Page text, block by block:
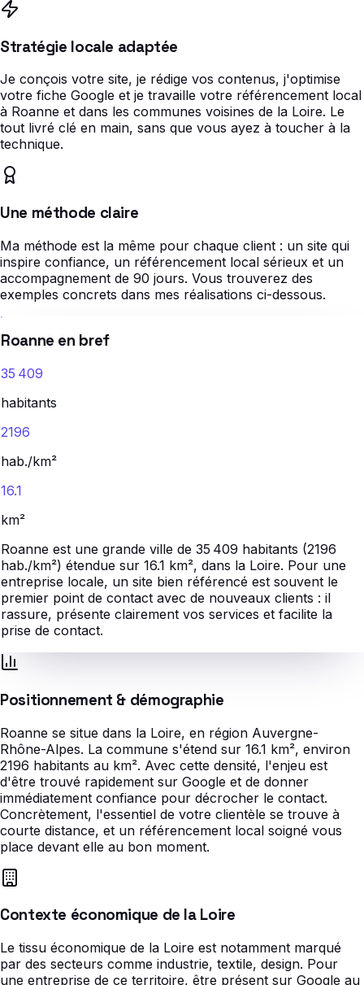
Stratégie locale adaptée
Je conçois votre site, je rédige vos contenus, j'optimise
votre fiche Google et je travaille votre référencement local
à Roanne et dans les communes voisines de la Loire. Le
tout livré clé en main, sans que vous ayez à toucher à la
technique.
Une méthode claire
Ma méthode est la même pour chaque client : un site qui
inspire confiance, un référencement local sérieux et un
accompagnement de 90 jours. Vous trouverez des
exemples concrets dans mes réalisations ci-dessous.
Roanne en bref
35 409
habitants
2196
hab./km²
16.1
km²
Roanne est une grande ville de 35 409 habitants (2196
hab./km²) étendue sur 16.1 km², dans la Loire. Pour une
entreprise locale, un site bien référencé est souvent le
premier point de contact avec de nouveaux clients : il
rassure, présente clairement vos services et facilite la
prise de contact.
Positionnement & démographie
Roanne se situe dans la Loire, en région Auvergne-
Rhône-Alpes. La commune s'étend sur 16.1 km², environ
2196 habitants au km². Avec cette densité, l'enjeu est
d'être trouvé rapidement sur Google et de donner
immédiatement confiance pour décrocher le contact.
Concrètement, l'essentiel de votre clientèle se trouve à
courte distance, et un référencement local soigné vous
place devant elle au bon moment.
Contexte économique de la Loire
Le tissu économique de la Loire est notamment marqué
par des secteurs comme industrie, textile, design. Pour
une entreprise de ce territoire, être présent sur Google au